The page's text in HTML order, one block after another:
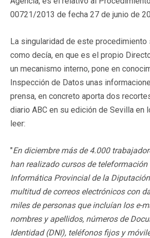
00721/2013 de fecha 27 de junio de
La singularidad de este procedimiento
como decía, en que es el propio
un mecanismo interno, pone en
Inspección de Datos unas
prensa, en concreto aporta dos
diario ABC en su edición de Sevilla en
leer:
"En diciembre más de 4.000
han realizado cursos de
Informática Provincial de la
multitud de correos electrónicos con
miles de personas que incluían los e-
nombres y apellidos, números de
Identidad (DNI), teléfonos fijos y